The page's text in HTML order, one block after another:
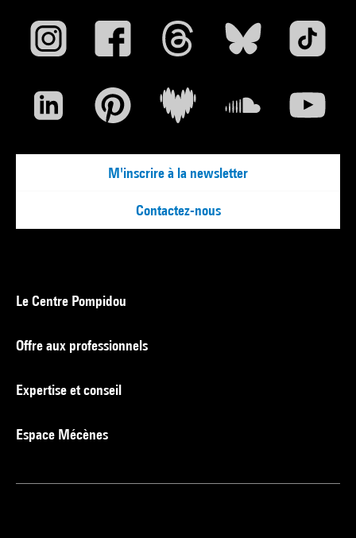
M'inscrire à la newsletter
Contactez-nous
Le Centre Pompidou
Offre aux professionnels
Expertise et conseil
Espace Mécènes